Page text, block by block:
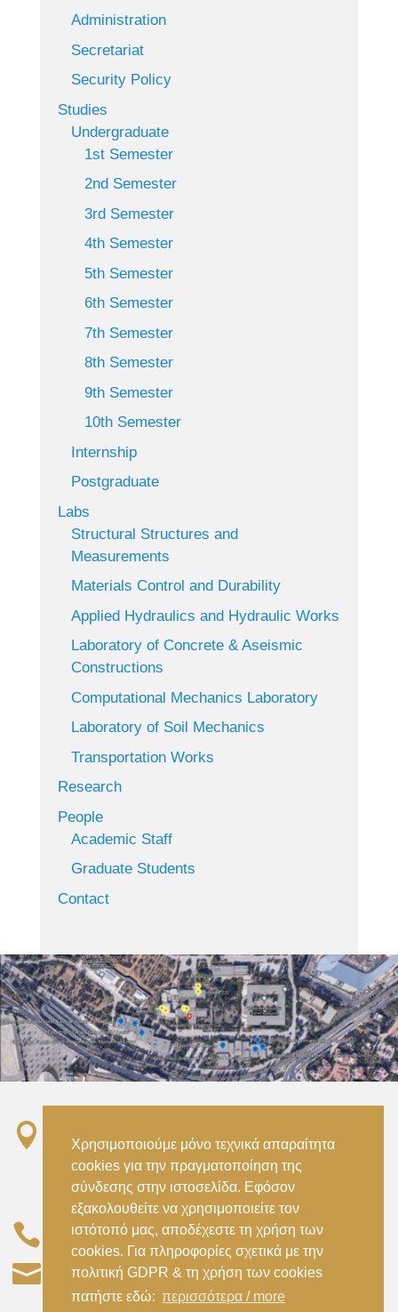
Administration
Secretariat
Security Policy
Studies
Undergraduate
1st Semester
2nd Semester
3rd Semester
4th Semester
5th Semester
6th Semester
7th Semester
8th Semester
9th Semester
10th Semester
Internship
Postgraduate
Labs
Structural Structures and
Measurements
Materials Control and Durability
Applied Hydraulics and Hydraulic Works
Laboratory of Concrete & Aseismic
Constructions
Computational Mechanics Laboratory
Laboratory of Soil Mechanics
Transportation Works
Research
People
Academic Staff
Graduate Students
Contact

Αττικής –
Metro ISAP – Irini Station, 15122, Marousi
Attica
 (+30) 210 2896738–(+30) 210 2896739
 civil@aspete.gr
Χρησιμοποιούμε μόνο τεχνικά απαραίτητα
cookies για την πραγματοποίηση της
σύνδεσης στην ιστοσελίδα. Εφόσον
εξακολουθείτε να χρησιμοποιείτε τον
ιστότοπό μας, αποδέχεστε τη χρήση των
cookies. Για πληροφορίες σχετικά με την
πολιτική GDPR & τη χρήση των cookies
πατήστε εδώ: περισσότερα / more